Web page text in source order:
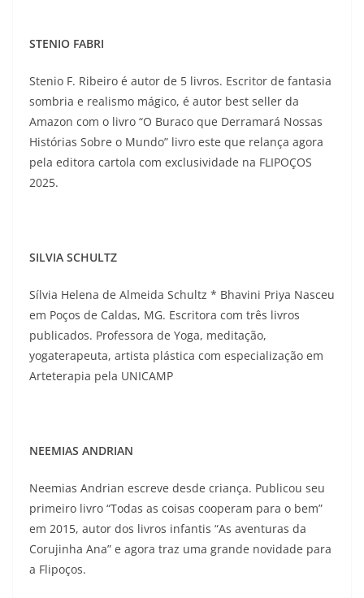
STENIO FABRI
Stenio F. Ribeiro é autor de 5 livros. Escritor de fantasia
sombria e realismo mágico, é autor best seller da
Amazon com o livro “O Buraco que Derramará Nossas
Histórias Sobre o Mundo” livro este que relança agora
pela editora cartola com exclusividade na FLIPOÇOS
2025.
SILVIA SCHULTZ
Sílvia Helena de Almeida Schultz * Bhavini Priya Nasceu
em Poços de Caldas, MG. Escritora com três livros
publicados. Professora de Yoga, meditação,
yogaterapeuta, artista plástica com especialização em
Arteterapia pela UNICAMP
NEEMIAS ANDRIAN
Neemias Andrian escreve desde criança. Publicou seu
primeiro livro “Todas as coisas cooperam para o bem”
em 2015, autor dos livros infantis “As aventuras da
Corujinha Ana” e agora traz uma grande novidade para
a Flipoços.